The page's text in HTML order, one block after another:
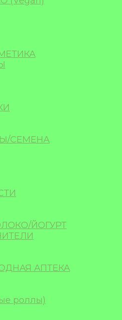
СЕМЕНА
ЙОГУРТ
АПТЕКА
роллы)